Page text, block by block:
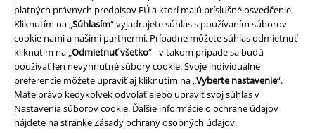
platných právnych predpisov EÚ a ktorí majú príslušné osvedčenie.
Kliknutím na „Súhlasím“ vyjadrujete súhlas s používaním súborov
cookie nami a našimi partnermi. Prípadne môžete súhlas odmietnuť
kliknutím na „Odmietnuť všetko“ - v takom prípade sa budú
používať len nevyhnutné súbory cookie. Svoje individuálne
preferencie môžete upraviť aj kliknutím na „Vyberte nastavenie“.
Máte právo kedykoľvek odvolať alebo upraviť svoj súhlas v
Nastavenia súborov cookie. Ďalšie informácie o ochrane údajov
nájdete na stránkeZásady ochrany osobných údajov.
Ochrana osobných údajov
Likvidácia odpadu a ochrana životného prostredia
Vyhlásenie o zhode
Informácie o prístupnosti